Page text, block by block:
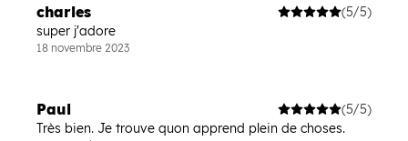
charles
(5/5)
super j'adore
18 novembre 2023
Paul
(5/5)
Très bien. Je trouve quon apprend plein de choses.